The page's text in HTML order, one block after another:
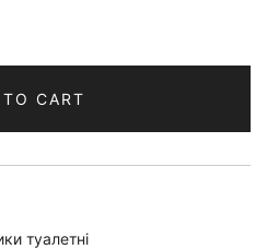
CART
туалетні